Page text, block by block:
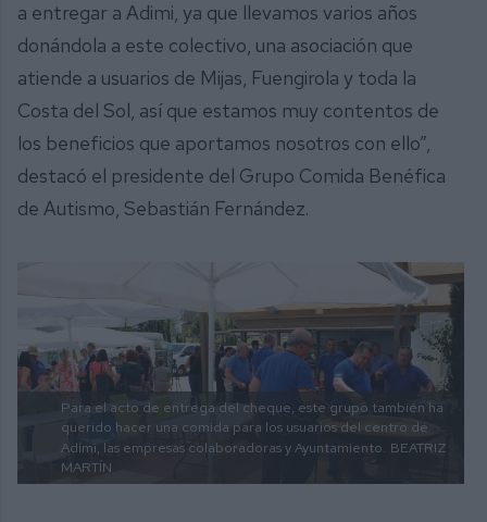
a entregar a Adimi, ya que llevamos varios años
donándola a este colectivo, una asociación que
atiende a usuarios de Mijas, Fuengirola y toda la
Costa del Sol, así que estamos muy contentos de
los beneficios que aportamos nosotros con ello”,
destacó el presidente del Grupo Comida Benéfica
de Autismo, Sebastián Fernández.
Para el acto de entrega del cheque, este grupo también ha
querido hacer una comida para los usuarios del centro de
Adimi, las empresas colaboradoras y Ayuntamiento. BEATRIZ
MARTÍN